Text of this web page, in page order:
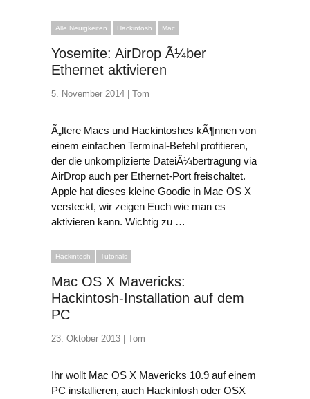
Alle Neuigkeiten Hackintosh Mac
Yosemite: AirDrop Ã¼ber
Ethernet aktivieren
5. November 2014 | Tom
Ã„ltere Macs und Hackintoshes kÃ¶nnen von
einem einfachen Terminal-Befehl profitieren,
der die unkomplizierte DateiÃ¼bertragung via
AirDrop auch per Ethernet-Port freischaltet.
Apple hat dieses kleine Goodie in Mac OS X
versteckt, wir zeigen Euch wie man es
aktivieren kann. Wichtig zu …
Hackintosh Tutorials
Mac OS X Mavericks:
Hackintosh-Installation auf dem
PC
23. Oktober 2013 | Tom
Ihr wollt Mac OS X Mavericks 10.9 auf einem
PC installieren, auch Hackintosh oder OSX